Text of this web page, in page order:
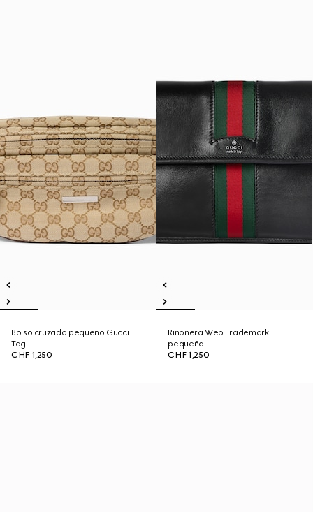
Bolso cruzado pequeño Gucci
Tag
CHF 1,250
Riñonera Web Trademark
pequeña
CHF 1,250